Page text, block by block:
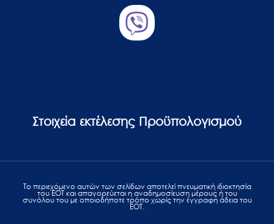
Στοιχεία εκτέλεσης Προϋπολογισμού
Το περιεχόμενο αυτών των σελίδων αποτελεί πvευματική ιδιοκτησία
του ΕΟΤ και απαγορεύεται η αναδημοσίευση μέρους ή του
συνόλου του με οποιοδήποτε τρόπο χωρίς την έγγραφη άδεια του
ΕΟΤ.